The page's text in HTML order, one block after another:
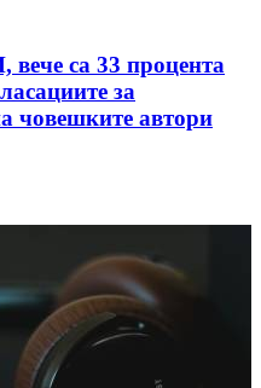
вече са 33 процента
за
човешките автори